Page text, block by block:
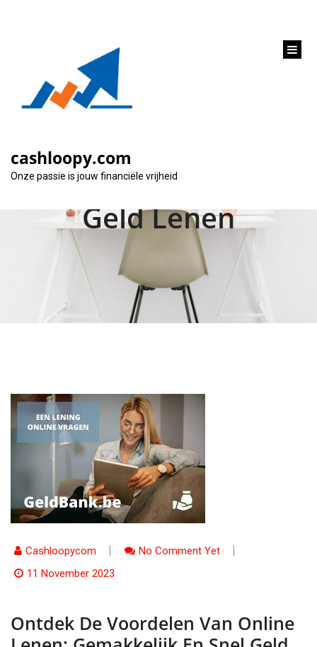
cashloopy.com
Onze passie is jouw financiële vrijheid
Ontdek de Voordelen
van Online Lenen:
Gemakkelijk en Snel
Geld Lenen
Cashloopycom
No Comment Yet
11 November 2023
Ontdek De Voordelen Van Online